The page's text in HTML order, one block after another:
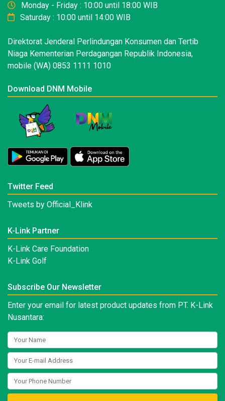
Monday - Friday : 10:00 until 18:00 WIB
Saturday : 10:00 until 14:00 WIB
Direktorat Jenderal Perlindungan Konsumen dan Tertib
Niaga Kementerian Perdagangan Republik Indonesia,
mobile (WA) 0853 1111 1010
Download DNM Mobile
Twitter Feed
Tweets by Official_Klink
K-Link Partner
K-Link Care Foundation
K-Link Golf
Subscribe Our Newsletter
Enter your email for latest product updates from PT. K-Link
Nusantara: